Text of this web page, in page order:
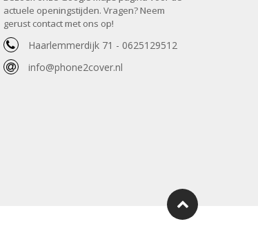
actuele openingstijden. Vragen? Neem
gerust contact met ons op!
Haarlemmerdijk 71 - 0625129512
info@phone2cover.nl